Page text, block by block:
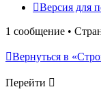
Версия для
1 сообщение •
Вернуться в
Перейти